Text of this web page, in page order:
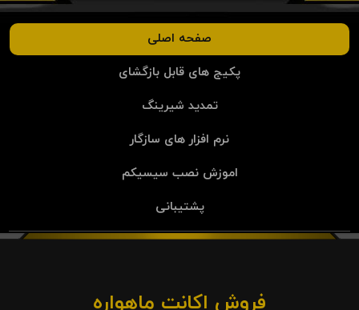
صفحه اصلی
پکیج های قابل بازگشای
تمدید شیرینگ
نرم افزار های سازگار
اموزش نصب سیسیکم
پشتیبانی
فروش اکانت ماهواره